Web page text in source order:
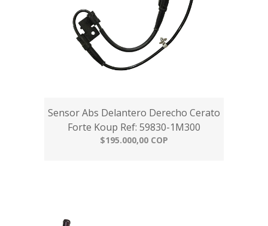
Sensor Abs Delantero Derecho Cerato
Forte Koup Ref: 59830-1M300
$195.000,00 COP